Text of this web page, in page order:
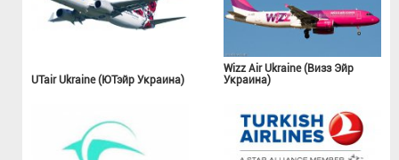
UTair Ukraine (ЮТэйр Украина)
Wizz Air Ukraine (Визз Эйр
Украина)